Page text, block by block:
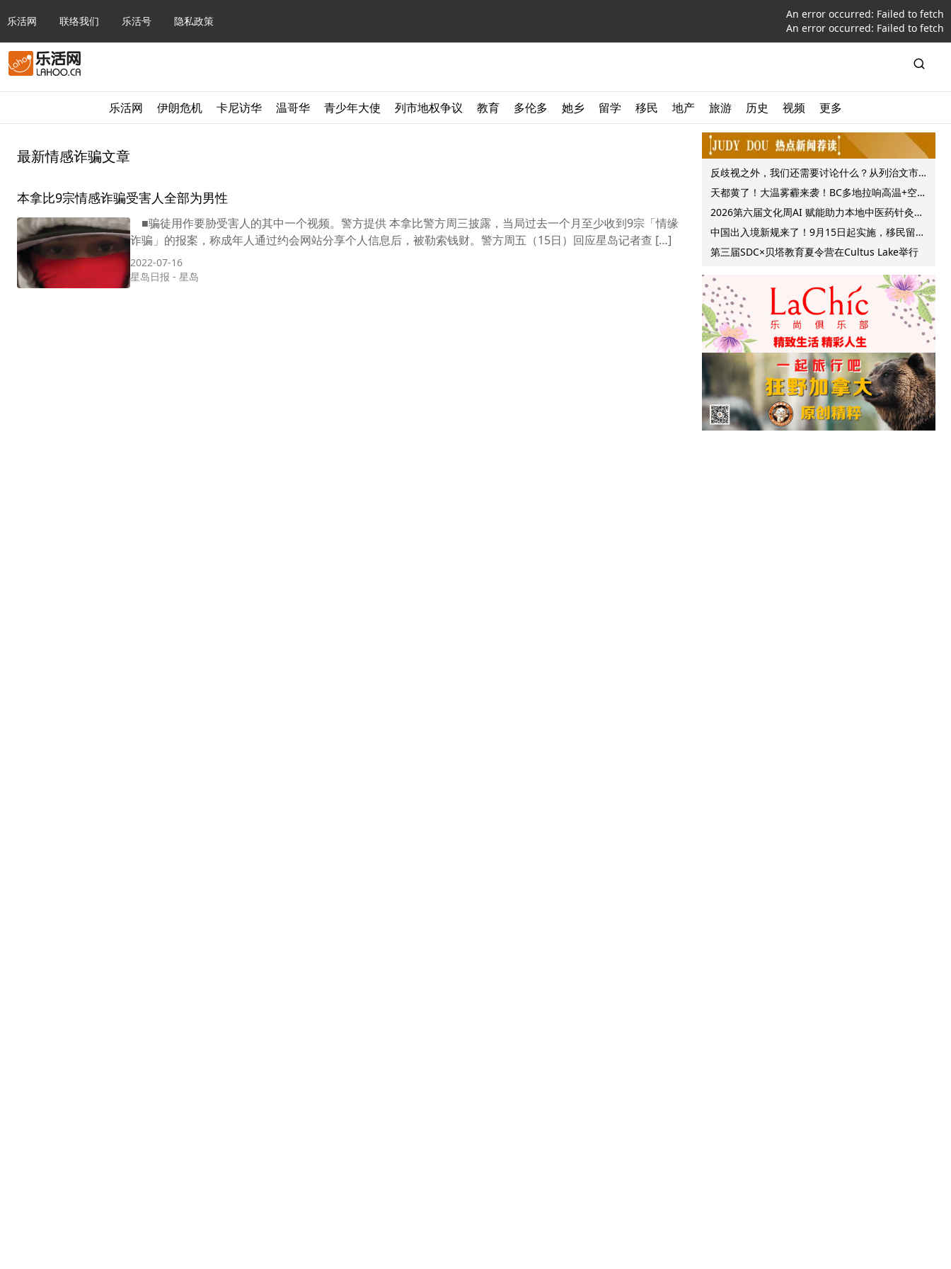
乐活网 联络我们 乐活号 隐私政策
An error occurred: Failed to fetch
An error occurred: Failed to fetch
乐活网 伊朗危机 卡尼访华 温哥华 青少年大使 列市地权争议 教育 多伦多 她乡 留学 移民 地产 旅游 历史 视频 更多
最新情感诈骗文章
本拿比9宗情感诈骗受害人全部为男性
■骗徒用作要胁受害人的其中一个视频。警方提供 本拿比警方周三披露，当局过去一个月至少收到9宗「情缘
诈骗」的报案，称成年人通过约会网站分享个人信息后，被勒索钱财。警方周五（15日）回应星岛记者查 […]
2022-07-16
星岛日报 - 星岛
反歧视之外，我们还需要讨论什么？从列治文市
议会一项动议谈起
天都黄了！大温雾霾来袭！BC多地拉响高温+空气
质量预警 最高可达35°C！
2026第六届文化周AI 赋能助力本地中医药针灸服
务提质升级
中国出入境新规来了！9月15日起实施，移民留学
中介迎来最强监管！
第三届SDC×贝塔教育夏令营在Cultus Lake举行